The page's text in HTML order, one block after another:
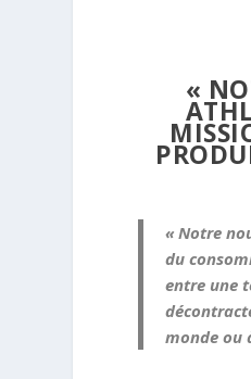
«
« Notre
du
entre une
monde ou